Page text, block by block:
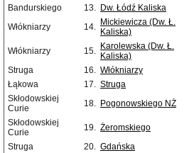
Bandurskiego
13. Dw. Łódź Kaliska
Włókniarzy
14. Mickiewicza (Dw. Ł.
Kaliska)
Włókniarzy 15. Karolewska (Dw. Ł.
Kaliska)
Struga 16. Włókniarzy
Łąkowa
17. Struga
Skłodowskiej
Curie
18. Pogonowskiego NŻ
Skłodowskiej
Curie
19. Żeromskiego
Struga 20. Gdańska